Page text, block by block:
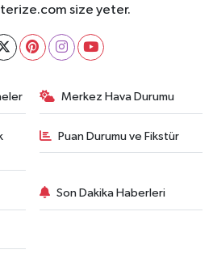
size yeter.
Merkez Hava Durumu
Puan Durumu ve Fikstür
Son Dakika Haberleri